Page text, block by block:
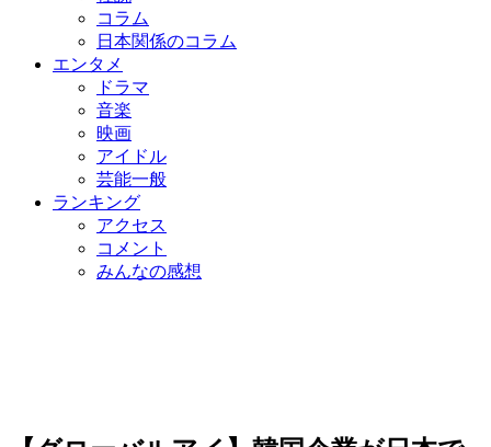
コラム
日本関係のコラム
エンタメ
ドラマ
音楽
映画
アイドル
芸能一般
ランキング
アクセス
コメント
みんなの感想